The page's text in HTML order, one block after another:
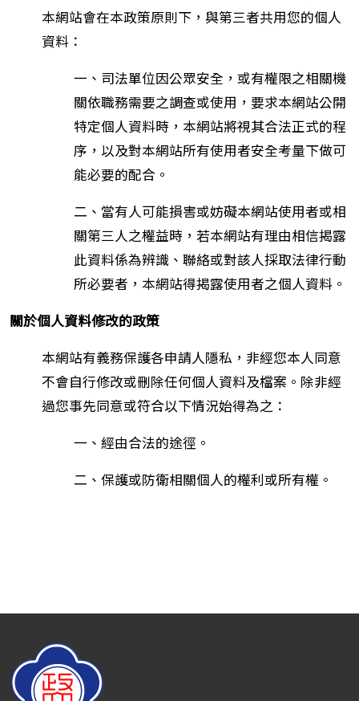
本網站會在本政策原則下，與第三者共用您的個人
資料：
一、司法單位因公眾安全，或有權限之相關機
關依職務需要之調查或使用，要求本網站公開
特定個人資料時，本網站將視其合法正式的程
序，以及對本網站所有使用者安全考量下做可
能必要的配合。
二、當有人可能損害或妨礙本網站使用者或相
關第三人之權益時，若本網站有理由相信揭露
此資料係為辨識、聯絡或對該人採取法律行動
所必要者，本網站得揭露使用者之個人資料。
關於個人資料修改的政策
本網站有義務保護各申請人隱私，非經您本人同意
不會自行修改或刪除任何個人資料及檔案。除非經
過您事先同意或符合以下情況始得為之：
一、經由合法的途徑。
二、保護或防衛相關個人的權利或所有權。